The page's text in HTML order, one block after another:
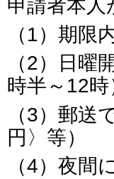
申請者本
（1）期限
（2）日曜
時半～12時
（3）郵送
円〉等）
（4）夜間